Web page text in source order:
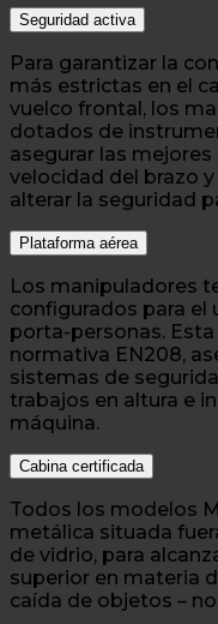
Seguridad activa
Para garantizar la
más estrictas en el
vuelco frontal, los
dotados de
asegurar las
velocidad del brazo
alterar la seguridad
Plataforma aérea
Los manipuladores
configurados para el
porta-personas.
normativa EN208,
sistemas de
trabajos en altura e
máquina.
Cabina certificada
Todos los modelos
metálica situada
de vidrio, para
superior en materia
caída de objetos –